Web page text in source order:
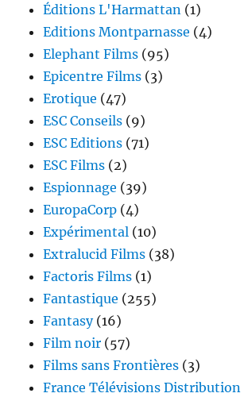
Éditions L'Harmattan (1)
Editions Montparnasse (4)
Elephant Films (95)
Epicentre Films (3)
Erotique (47)
ESC Conseils (9)
ESC Editions (71)
ESC Films (2)
Espionnage (39)
EuropaCorp (4)
Expérimental (10)
Extralucid Films (38)
Factoris Films (1)
Fantastique (255)
Fantasy(16)
Film noir (57)
Films sans Frontières (3)
France Télévisions Distribution